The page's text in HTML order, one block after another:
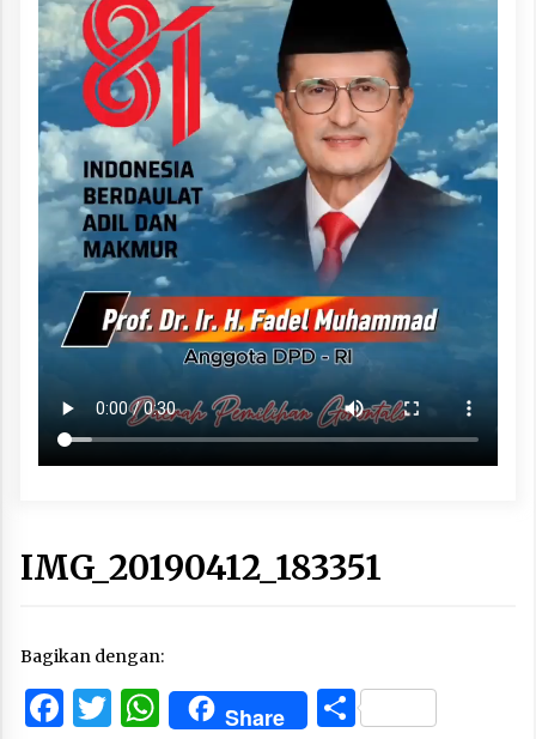
IMG_20190412_183351
Bagikan dengan:
Facebook
Twitter
WhatsApp
Share Share